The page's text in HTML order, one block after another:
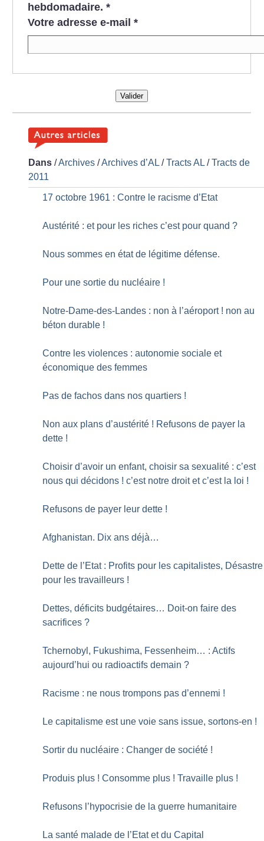
hebdomadaire. *
Votre adresse e-mail *
Valider
Dans /Archives /Archives d’AL /Tracts AL /Tracts de
2011
17 octobre 1961 : Contre le racisme d’Etat
Austérité : et pour les riches c’est pour quand ?
Nous sommes en état de légitime défense.
Pour une sortie du nucléaire !
Notre-Dame-des-Landes : non à l’aéroport ! non au
béton durable !
Contre les violences : autonomie sociale et
économique des femmes
Pas de fachos dans nos quartiers !
Non aux plans d’austérité ! Refusons de payer la
dette !
Choisir d’avoir un enfant, choisir sa sexualité : c’est
nous qui décidons ! c’est notre droit et c’est la loi !
Refusons de payer leur dette !
Afghanistan. Dix ans déjà…
Dette de l’Etat : Profits pour les capitalistes, Désastre
pour les travailleurs !
Dettes, déficits budgétaires… Doit-on faire des
sacrifices ?
Tchernobyl, Fukushima, Fessenheim… : Actifs
aujourd’hui ou radioactifs demain ?
Racisme : ne nous trompons pas d’ennemi !
Le capitalisme est une voie sans issue, sortons-en !
Sortir du nucléaire : Changer de société !
Produis plus ! Consomme plus ! Travaille plus !
Refusons l’hypocrisie de la guerre humanitaire
La santé malade de l’Etat et du Capital